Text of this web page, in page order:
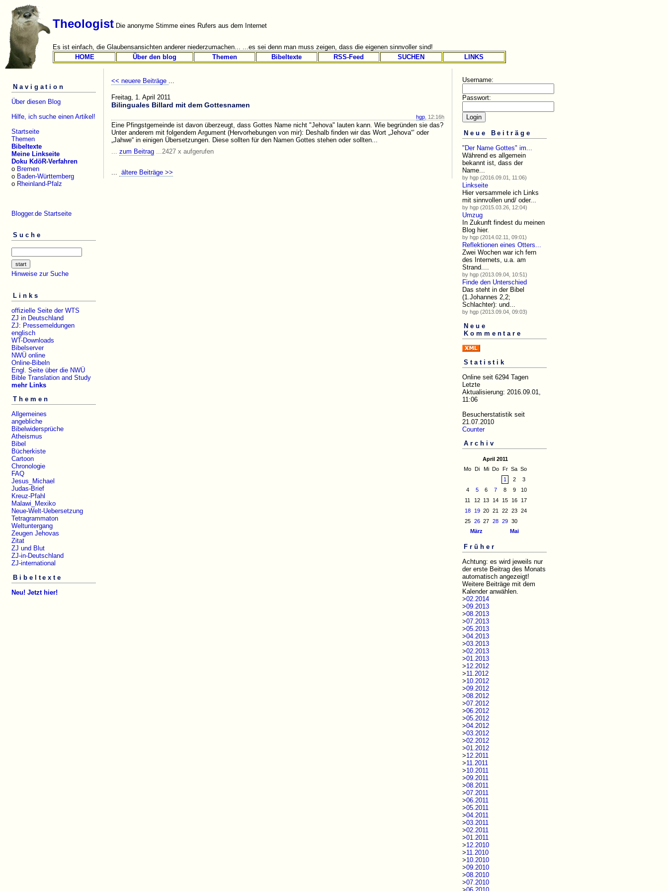
Theologist Die anonyme Stimme eines Rufers aus dem Internet
Es ist einfach, die Glaubensansichten anderer niederzumachen... ...es sei denn man muss zeigen, dass die eigenen sinnvoller sind!
HOME
Über den blog Themen Bibeltexte RSS-Feed SUCHEN LINKS
Navigation
Über diesen Blog
Hilfe, ich suche einen Artikel!
Startseite
Themen
Bibeltexte
Meine Linkseite
Doku KdöR-Verfahren
o Bremen
o Baden-Württemberg
o Rheinland-Pfalz
Blogger.de Startseite
Suche
Hinweise zur Suche
Links
offizielle Seite der WTS
ZJ in Deutschland
ZJ: Pressemeldungen
englisch
WT-Downloads
Bibelserver
NWÜ online
Online-Bibeln
Engl. Seite über die NWÜ
Bible Translation and Study
mehr Links
Themen
Allgemeines
angebliche
Bibelwidersprüche
Atheismus
Bibel
Bücherkiste
Cartoon
Chronologie
FAQ
Jesus_Michael
Judas-Brief
Kreuz-Pfahl
Malawi_Mexiko
Neue-Welt-Uebersetzung
Tetragrammaton
Weltuntergang
Zeugen Jehovas
Zitat
ZJ und Blut
ZJ-in-Deutschland
ZJ-international
Bibeltexte
Neu! Jetzt hier!
<< neuere Beiträge ...
Freitag, 1. April 2011
Bilinguales Billard mit dem Gottesnamen
hgp , 12:16h
Eine Pfingstgemeinde ist davon überzeugt, dass Gottes Name nicht "Jehova" lauten kann. Wie begründen sie das?
Unter anderem mit folgendem Argument (Hervorhebungen von mir): Deshalb finden wir das Wort „Jehova“’ oder
„Jahwe“ in einigen Übersetzungen. Diese sollten für den Namen Gottes stehen oder sollten...
... zum Beitrag ...2427 x aufgerufen
... ältere Beiträge >>
Username:
Passwort:
Neue Beiträge
"Der Name Gottes" im...
Während es allgemein
bekannt ist, dass der
Name...
by hgp (2016.09.01, 11:06)
Linkseite
Hier versammele ich Links
mit sinnvollen und/ oder...
by hgp (2015.03.26, 12:04)
Umzug
In Zukunft findest du meinen
Blog hier.
by hgp (2014.02.11, 09:01)
Reflektionen eines Otters...
Zwei Wochen war ich fern
des Internets, u.a. am
Strand....
by hgp (2013.09.04, 10:51)
Finde den Unterschied
Das steht in der Bibel
(1.Johannes 2,2;
Schlachter): und...
by hgp (2013.09.04, 09:03)
Neue
Kommentare
Statistik
Online seit 6294 Tagen
Letzte
Aktualisierung: 2016.09.01,
11:06
Besucherstatistik seit
21.07.2010
Counter
Archiv
April 2011
Mo
Di Mi Do Fr Sa So
1
2
3
4
5 6 7 8 9
10
11
12 13 14 15 16
17
18
19 20 21 22 23
24
25
26 27 28 29 30
März
Mai
Früher
Achtung: es wird jeweils nur
der erste Beitrag des Monats
automatisch angezeigt!
Weitere Beiträge mit dem
Kalender anwählen.
>02.2014
>09.2013
>08.2013
>07.2013
>05.2013
>04.2013
>03.2013
>02.2013
>01.2013
>12.2012
>11.2012
>10.2012
>09.2012
>08.2012
>07.2012
>06.2012
>05.2012
>04.2012
>03.2012
>02.2012
>01.2012
>12.2011
>11.2011
>10.2011
>09.2011
>08.2011
>07.2011
>06.2011
>05.2011
>04.2011
>03.2011
>02.2011
>01.2011
>12.2010
>11.2010
>10.2010
>09.2010
>08.2010
>07.2010